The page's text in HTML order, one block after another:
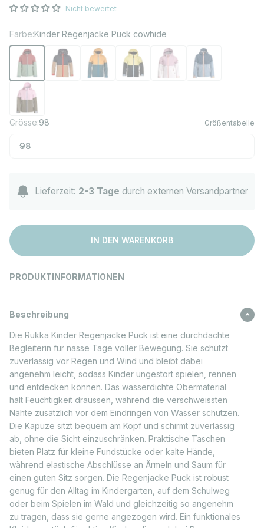
Nicht bewertet
Farbe:Kinder Regenjacke Puck cowhide
Kinder Regenjacke Puck cowhide
Kinder Puck Regenjacke nuthatch
Kinder Puck Regenjacke inca gold
Kinder Puck Regenjacke sunshine
Kinder Regenjacke Puck
Kinder
Kinder Regenjacke Puck pink
Grösse:98 Größentabelle
98
Lieferzeit: 2-3 Tage durch externen Versandpartner
IN DEN WARENKORB
PRODUKTINFORMATIONEN
Beschreibung
Die Rukka Kinder Regenjacke Puck ist eine durchdachte
Begleiterin für nasse Tage voller Bewegung. Sie schützt
zuverlässig vor Regen und Wind und bleibt dabei
angenehm leicht, sodass Kinder ungestört spielen, rennen
und entdecken können. Das wasserdichte Obermaterial
hält Feuchtigkeit draussen, während die verschweissten
Nähte zusätzlich vor dem Eindringen von Wasser schützen.
Die Kapuze sitzt bequem am Kopf und schirmt zuverlässig
ab, ohne die Sicht einzuschränken. Praktische Taschen
bieten Platz für kleine Fundstücke oder kalte Hände,
während elastische Abschlüsse an Ärmeln und Saum für
einen guten Sitz sorgen. Die Regenjacke Puck ist robust
genug für den Alltag im Kindergarten, auf dem Schulweg
oder beim Spielen im Wald und gleichzeitig so angenehm
zu tragen, dass sie gerne angezogen wird. Ein funktionales